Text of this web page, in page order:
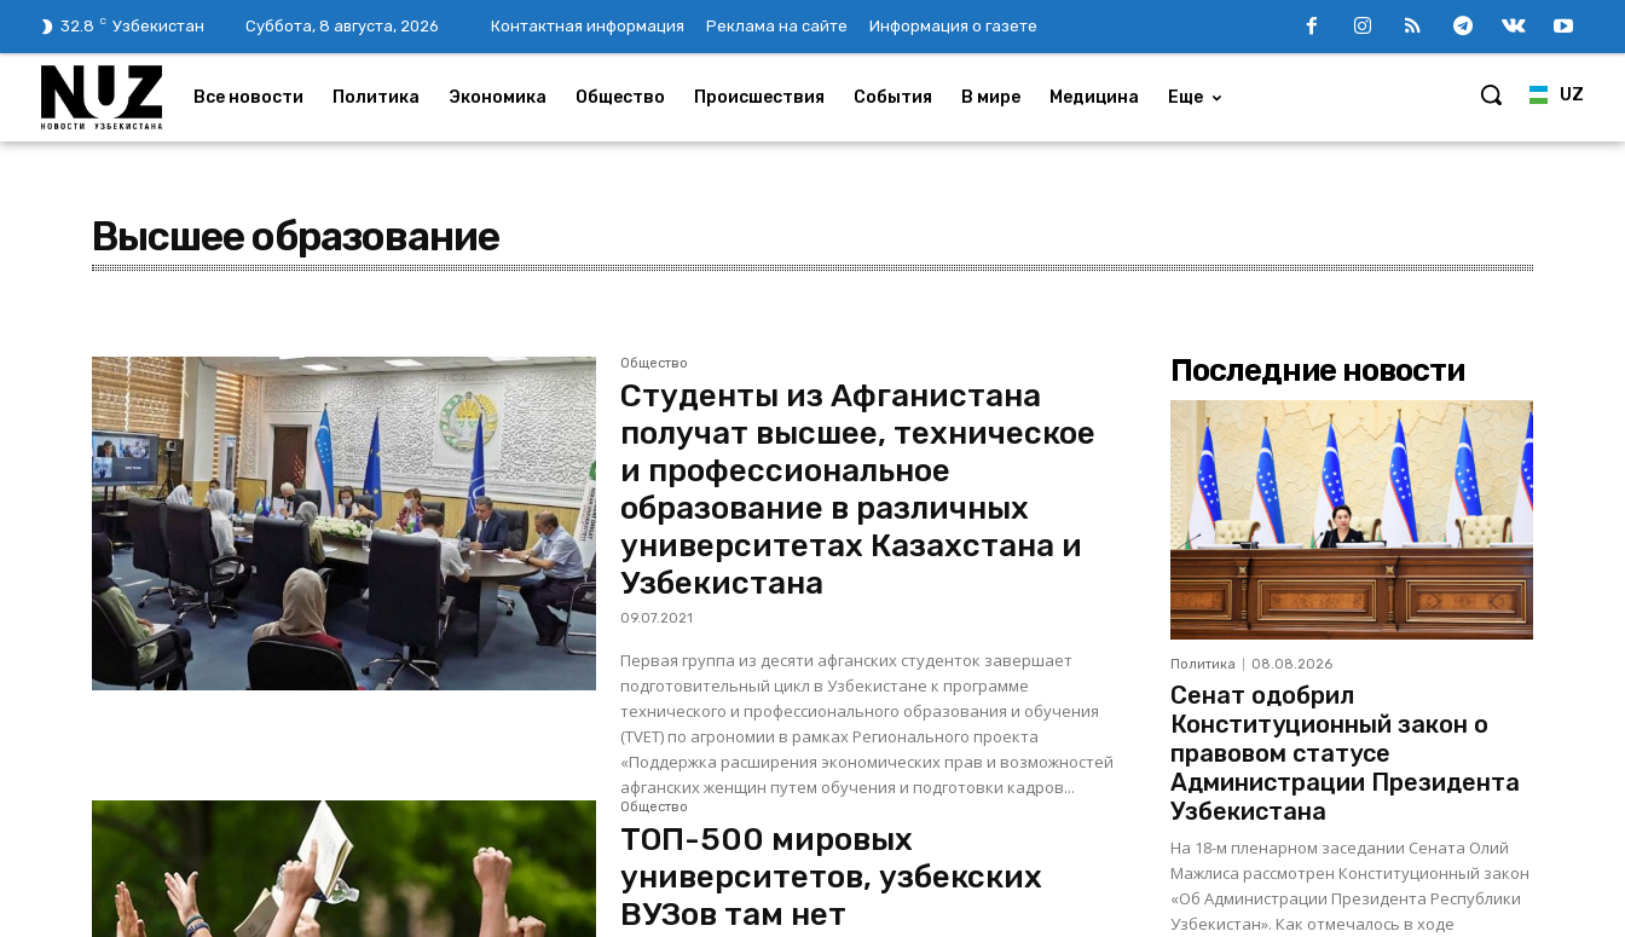
32.8 C Узбекистан Суббота, 8 августа, 2026 Контактная информация Реклама на сайте Информация о газете
UZ
Все новости Политика Экономика Общество Происшествия События В мире Медицина Еще
Высшее образование
Общество
Студенты из Афганистана
получат высшее, техническое
и профессиональное
образование в различных
университетах Казахстана и
Узбекистана
09.07.2021
Первая группа из десяти афганских студенток завершает
подготовительный цикл в Узбекистане к программе
технического и профессионального образования и обучения
(TVET) по агрономии в рамках Регионального проекта
«Поддержка расширения экономических прав и возможностей
афганских женщин путем обучения и подготовки кадров...
Общество
ТОП-500 мировых
университетов, узбекских
ВУЗов там нет
Последние новости
Политика 08.08.2026
Сенат одобрил
Конституционный закон о
правовом статусе
Администрации Президента
Узбекистана
На 18-м пленарном заседании Сената Олий
Мажлиса рассмотрен Конституционный закон
«Об Администрации Президента Республики
Узбекистан». Как отмечалось в ходе